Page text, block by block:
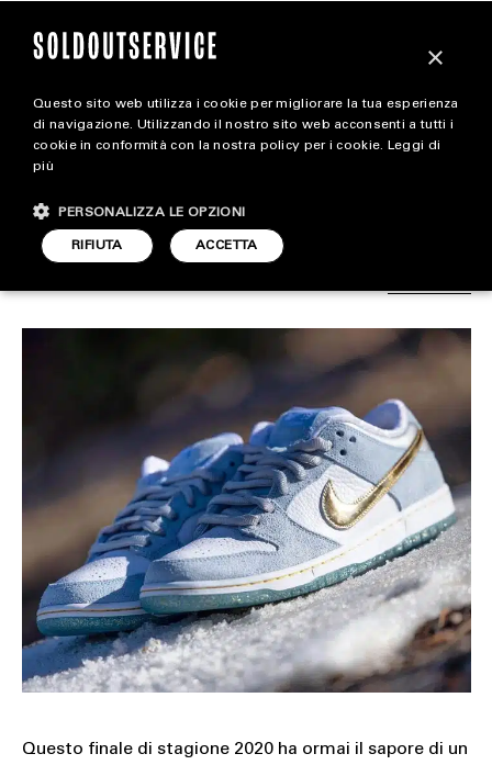
magazine
STYLE
FOOTWEAR
Le migliori release del fine
settimana
STYLE
16 DICEMBRE 2020
Questo finale di stagione 2020 ha ormai il sapore di un
×
Questo sito web utilizza i cookie per migliorare la tua esperienza
di navigazione. Utilizzando il nostro sito web acconsenti a tutti i
cookie in conformità con la nostra policy per i cookie. Leggi di
più
ACCETTA
RIFIUTA
PERSONALIZZA LE OPZIONI